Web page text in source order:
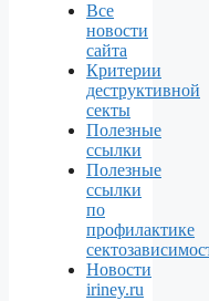
Все
новости
сайта
Критерии
деструктивной
секты
Полезные
ссылки
Полезные
ссылки
по
профилактике
Новости
iriney.ru